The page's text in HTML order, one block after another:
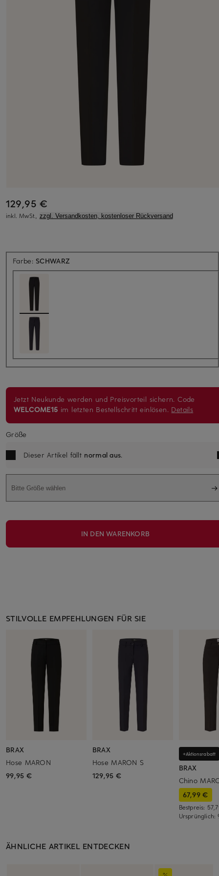
129,95 €
inkl. MwSt., zzgl. Versandkosten, kostenloser Rückversand
Farbe: SCHWARZ
Jetzt Neukunde werden und Preisvorteil sichern. Code
WELCOME15 im letzten Bestellschritt einlösen. Details
Größe
Dieser Artikel fällt normal aus.
Bitte Größe wählen
IN DEN WARENKORB
STILVOLLE EMPFEHLUNGEN FÜR SIE
BRAX
Hose MARON
99,95 €
BRAX
Hose MARON S
129,95 €
+Aktionsrabatt
BRAX
Chino
67,99 €
Bestpreis:
Ursprünglich:
ÄHNLICHE ARTIKEL ENTDECKEN